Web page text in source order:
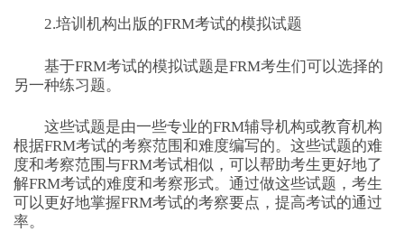
2.培训机构出版的FRM考试的模拟试题
基于FRM考试的模拟试题是FRM考生们可以选择的
另一种练习题。
这些试题是由一些专业的FRM辅导机构或教育机构
根据FRM考试的考察范围和难度编写的。这些试题的难
度和考察范围与FRM考试相似，可以帮助考生更好地了
解FRM考试的难度和考察形式。通过做这些试题，考生
可以更好地掌握FRM考试的考察要点，提高考试的通过
率。